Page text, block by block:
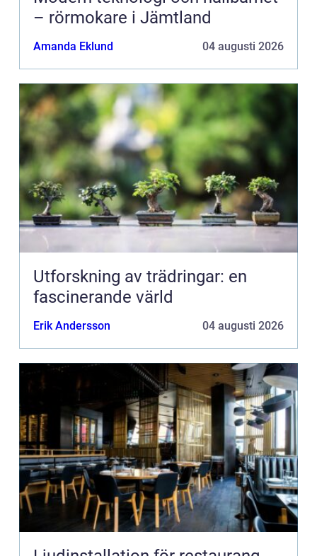
– rörmokare i Jämtland
Amanda Eklund 04 augusti 2026
Utforskning av trädringar: en
fascinerande värld
Erik Andersson 04 augusti 2026